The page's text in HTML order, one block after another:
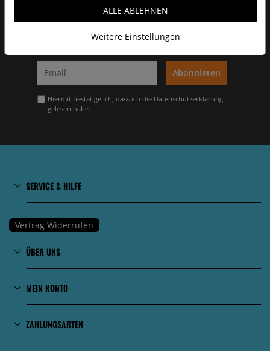
Abonnieren
Hiermit bestätige ich, dass ich die Datenschutzerklärung
gelesen habe.
SERVICE & HILFE
Vertrag Widerrufen
ÜBER UNS
MEIN KONTO
ZAHLUNGSARTEN
ALLE ABLEHNEN
Weitere Einstellungen